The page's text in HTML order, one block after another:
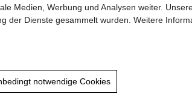
Medien, Werbung und Analysen weiter.
der Dienste gesammelt wurden. Weitere
notwendige Cookies
und Partner ZT OG |